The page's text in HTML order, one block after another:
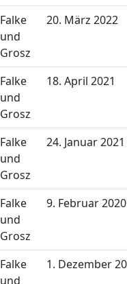
Falke
und
Grosz
20. März 2022
Falke
und
Grosz
18. April 2021
Falke
und
Grosz
24. Januar 2021
Falke
und
Grosz
9. Februar 2020
Falke
und
1. Dezember